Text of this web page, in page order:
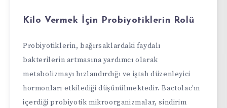
Kilo Vermek İçin Probiyotiklerin Rolü
Probiyotiklerin, bağırsaklardaki faydalı
bakterilerin artmasına yardımcı olarak
metabolizmayı hızlandırdığı ve iştah düzenleyici
hormonları etkilediği düşünülmektedir. Bactolac’ın
içerdiği probiyotik mikroorganizmalar, sindirim